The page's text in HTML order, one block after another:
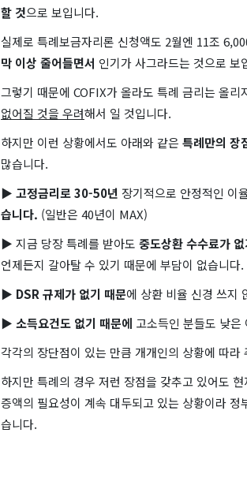
할 것으로 보입니다.
실제로 특례보금자리론 신청액도 2월엔 11조
막 이상 줄어들면서 인기가 사그라드는 것으로 보
그렇기 때문에 COFIX가 올라도 특례 금리는 올리
없어질 것을 우려해서 일 것입니다.
하지만 이런 상황에서도 아래와 같은 특례만의 장
많습니다.
▶ 고정금리로 30-50년 장기적으로 안정적인 이
습니다. (일반은 40년이 MAX)
▶ 지금 당장 특례를 받아도 중도상환 수수료가
언제든지 갈아탈 수 있기 때문에 부담이 없습니다.
▶ DSR 규제가 없기 때문에 상환 비율 신경 쓰지
▶ 소득요건도 없기 때문에 고소득인 분들도 낮은
각각의 장단점이 있는 만큼 개개인의 상황에 따
하지만 특례의 경우 저런 장점을 갖추고 있어도
증액의 필요성이 계속 대두되고 있는 상황이라
습니다.